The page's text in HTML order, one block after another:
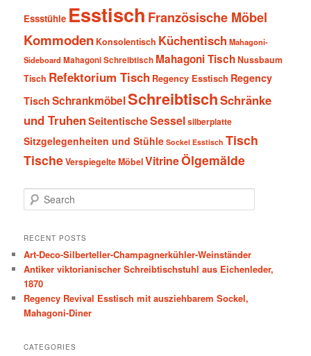
Essstühle Esstisch Französische Möbel
Kommoden Konsolentisch Küchentisch Mahagoni-
SideboardMahagoni Schreibtisch Mahagoni TischNussbaum
Tisch Refektorium Tisch Regency Esstisch Regency
Tisch SchrankmöbelSchreibtischSchränke
und TruhenSeitentischeSesselsilberplatte
Sitzgelegenheiten und Stühle Sockel Esstisch Tisch
TischeVerspiegelte MöbelVitrineÖlgemälde
e
r
h
RECENT POSTS
Art-Deco-Silberteller-Champagnerkühler-Weinständer
Antiker viktorianischer Schreibtischstuhl aus Eichenleder,
1870
Regency Revival Esstisch mit ausziehbarem Sockel,
Mahagoni-Diner
CATEGORIES